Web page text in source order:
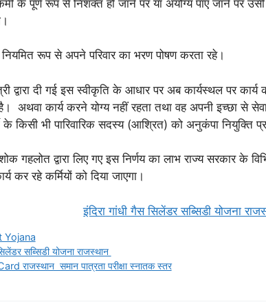
कर्मी के पूर्ण रूप से निशक्त हो जाने पर या अयोग्य पाए जाने पर
रूप से अपने परिवार का भरण पोषण करता रहे।
द्वारा दी गई इस स्वीकृति के आधार पर अब कार्यस्थल पर कार्य
अथवा कार्य करने योग्य नहीं रहता तथा वह अपनी इच्छा से
के किसी भी पारिवारिक सदस्य (आश्रित) को अनुकंपा नियुक्ति
गहलोत द्वारा लिए गए इस निर्णय का लाभ राज्य सरकार के
कर रहे कर्मियों को दिया जाएगा।
इंदिरा गांधी गैस सिलेंडर सब्सिडी योजना
Yojana
सब्सिडी योजना राजस्थान
राजस्थान समान पात्रता परीक्षा स्नातक स्तर